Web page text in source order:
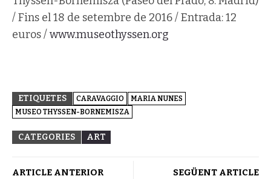
/ Fins el 18 de setembre de 2016 / Entrada: 12
euros / www.museothyssen.org
ETIQUETES CARAVAGGIO
MARIA NUNES
MUSEO THYSSEN-BORNEMISZA
CATEGORIES ART
ARTICLE ANTERIOR SEGÜENT ARTICLE